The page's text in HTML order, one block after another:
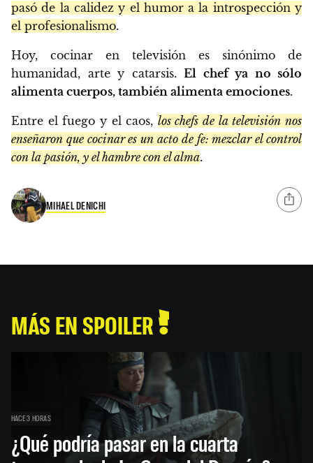
pasó de la calidez y el humor a la introspección y
el profesionalismo.
Hoy, cocinar en televisión es sinónimo de
humanidad, arte y catarsis. El chef ya no sólo
alimenta cuerpos, también alimenta emociones.
Entre el fuego y el caos, los chefs de la televisión nos
enseñaron que cocinar es un acto de fe: mezclar el control
con la pasión, y el hambre con el alma.
MIHAEL DENICHI
MÁS EN SPOILER
HACE 3 HORAS
¿Qué podría pasar en la cuarta